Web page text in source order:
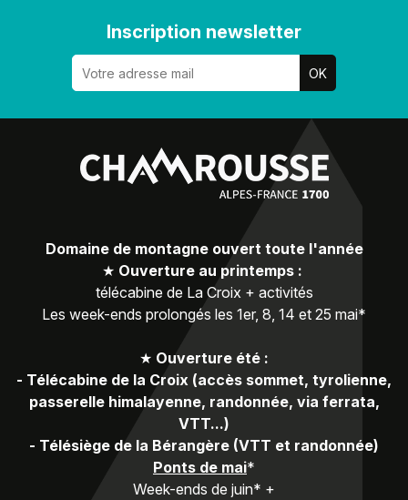
Inscription newsletter
Domaine de montagne ouvert toute l'année
★ Ouverture au printemps :
télécabine de La Croix + activités
Les week-ends prolongés les 1er, 8, 14 et 25 mai*
★ Ouverture été :
- Télécabine de la Croix (accès sommet, tyrolienne,
passerelle himalayenne, randonnée, via ferrata,
VTT...)
- Télésiège de la Bérangère (VTT et randonnée)
Ponts de mai*
Week-ends de juin* +